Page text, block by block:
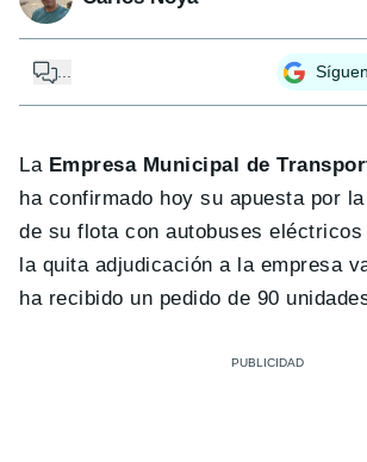
...
La Empresa Municipal de
ha confirmado hoy su apuesta por
de su flota con autobuses
la quita adjudicación a la empresa
ha recibido un pedido de 90